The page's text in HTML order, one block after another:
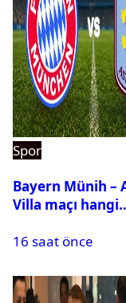
Spor
Bayern Münih –
Villa maçı hangi
saat kaçta
16 saat önce